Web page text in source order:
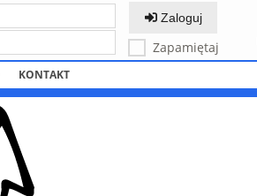
Zaloguj
Zapamiętaj
KONTAKT